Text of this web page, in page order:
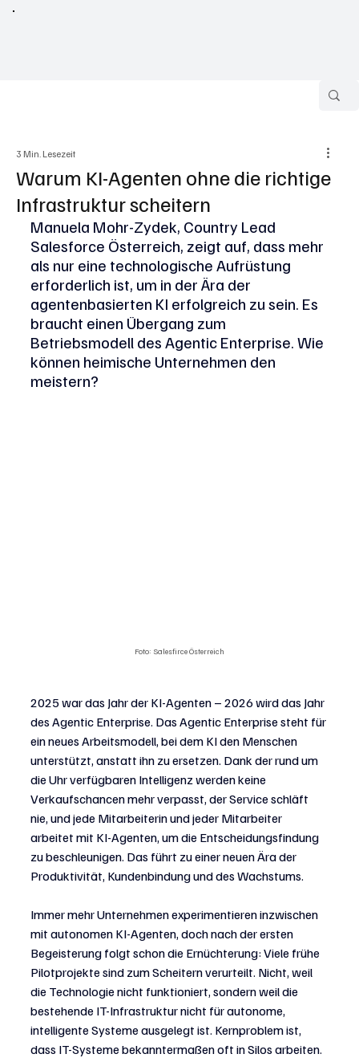
Warum KI-Agenten ohne die richtige
Infrastruktur scheitern
3 Min. Lesezeit
Manuela Mohr-Zydek, Country Lead
Salesforce Österreich, zeigt auf, dass mehr
als nur eine technologische Aufrüstung
erforderlich ist, um in der Ära der
agentenbasierten KI erfolgreich zu sein. Es
braucht einen Übergang zum
Betriebsmodell des Agentic Enterprise. Wie
können heimische Unternehmen den
meistern?
Foto: Salesfirce Österreich
2025 war das Jahr der KI-Agenten – 2026 wird das Jahr
des Agentic Enterprise. Das Agentic Enterprise steht für
ein neues Arbeitsmodell, bei dem KI den Menschen
unterstützt, anstatt ihn zu ersetzen. Dank der rund um
die Uhr verfügbaren Intelligenz werden keine
Verkaufschancen mehr verpasst, der Service schläft
nie, und jede Mitarbeiterin und jeder Mitarbeiter
arbeitet mit KI-Agenten, um die Entscheidungsfindung
zu beschleunigen. Das führt zu einer neuen Ära der
Produktivität, Kundenbindung und des Wachstums.
Immer mehr Unternehmen experimentieren inzwischen
mit autonomen KI-Agenten, doch nach der ersten
Begeisterung folgt schon die Ernüchterung: Viele frühe
Pilotprojekte sind zum Scheitern verurteilt. Nicht, weil
die Technologie nicht funktioniert, sondern weil die
bestehende IT-Infrastruktur nicht für autonome,
intelligente Systeme ausgelegt ist. Kernproblem ist,
dass IT-Systeme bekanntermaßen oft in Silos arbeiten.